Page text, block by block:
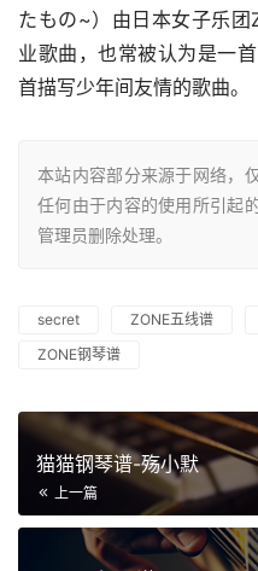
たもの~）由日本女子乐
业歌曲，也常被认为是一
首描写少年间友情的歌曲。
本站内容部分来源于网络，
任何由于内容的使用所引起
管理员删除处理。
secret ZONE五线谱
ZONE钢琴谱
猫猫钢琴谱-殇小默
上一篇